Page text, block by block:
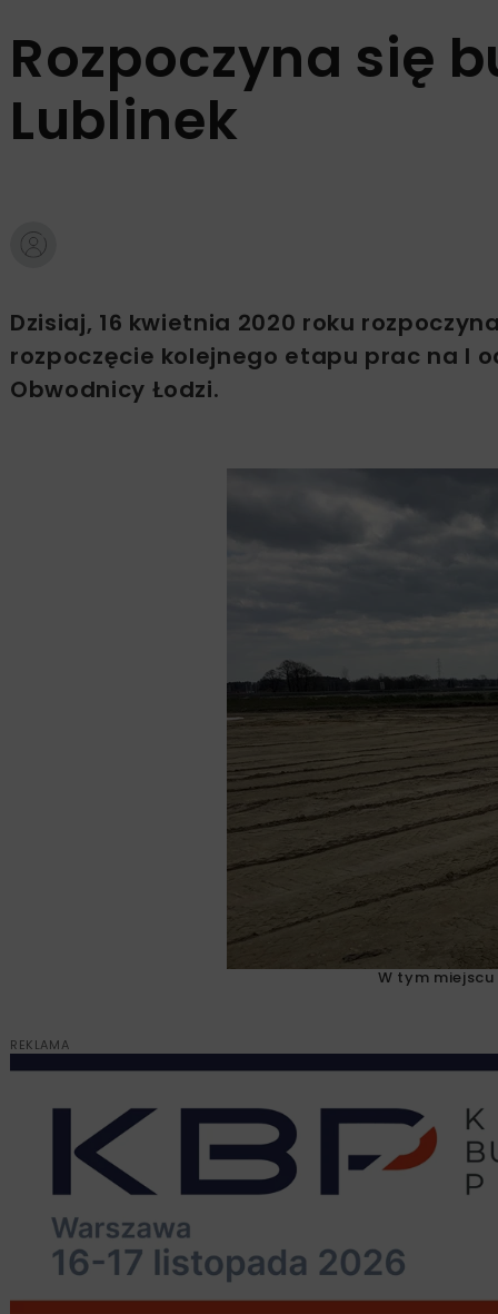
Rozpoczyna się
Lublinek
Dzisiaj, 16 kwietnia 2020 roku
rozpoczęcie kolejnego etapu prac na I
Obwodnicy Łodzi.
W tym miejscu
REKLAMA